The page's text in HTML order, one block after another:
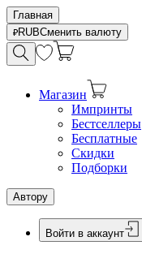
Главная
RUBСменить валюту
Магазин
Импринты
Бестселлеры
Бесплатные
Скидки
Подборки
Автору
Войти в аккаунт